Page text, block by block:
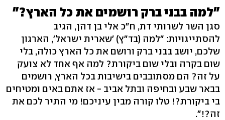
"למה בבני ברק רושמים את כל הארץ?"
סגן השר לשרותי דת, ח"כ אלי בן דהן, הגיב
להסתייגויות: "למה (בד"ץ) 'שארית ישראל', הארגון
שלכם, יושב בבני ברק ורושם את כל הארץ כולה, בלי
שום בקרה ובלי שום ביקורת? למה אף אחד לא צועק
על זה? הם מסתובבים בישיבות בכל הארץ, רושמים
בבאר שבע ובחיפה ובתל אביב - אז אתם באים ומטיחים
בי ביקורת?! טלו קורה מבין עיניכם! מי התיר לכם את
זה?!".